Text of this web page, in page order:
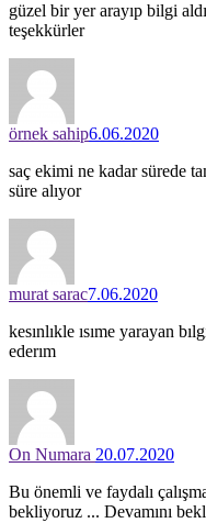
güzel bir yer arayıp bilgi
teşekkürler
örnek sahip6.06.2020
saç ekimi ne kadar sürede
süre alıyor
murat sarac7.06.2020
kesınlıkle ısıme yarayan
ederım
On Numara 20.07.2020
Bu önemli ve faydalı
bekliyoruz ... Devamını